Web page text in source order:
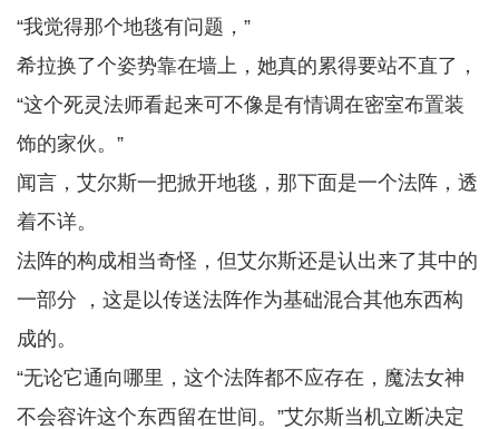
“我觉得那个地毯有问题，”
希拉换了个姿势靠在墙上，她真的累得要站不直了，
“这个死灵法师看起来可不像是有情调在密室布置装
饰的家伙。”
闻言，艾尔斯一把掀开地毯，那下面是一个法阵，透
着不详。
法阵的构成相当奇怪，但艾尔斯还是认出来了其中的
一部分 ，这是以传送法阵作为基础混合其他东西构
成的。
“无论它通向哪里，这个法阵都不应存在，魔法女神
不会容许这个东西留在世间。”艾尔斯当机立断决定